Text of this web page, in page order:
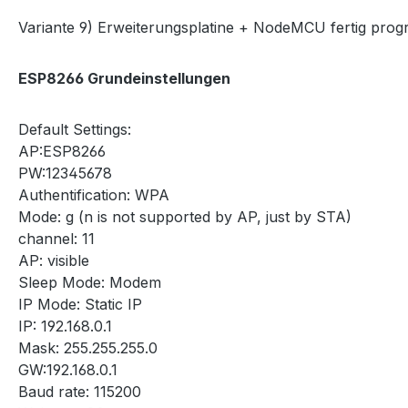
Variante 9) Erweiterungsplatine + NodeMCU fertig
ESP8266 Grundeinstellungen
Default Settings:
AP:ESP8266
PW:12345678
Authentification: WPA
Mode: g (n is not supported by AP, just by STA)
channel: 11
AP: visible
Sleep Mode: Modem
IP Mode: Static IP
IP: 192.168.0.1
Mask: 255.255.255.0
GW:192.168.0.1
Baud rate: 115200